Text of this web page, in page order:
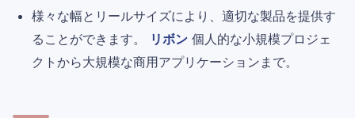
様々な幅とリールサイズにより、適切な製品を提供す
ることができます。
リボン 個人的な小規模プロジェ
クトから大規模な商用アプリケーションまで。